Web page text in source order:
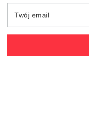
Twój email